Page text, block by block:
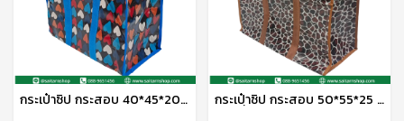
กระเป๋าซิป กระสอบ 40*45*20 ซม.No.16608 TL กระเปฺ๋าซิป กระสอบ 50*55*25 ซม.No.16610 TL